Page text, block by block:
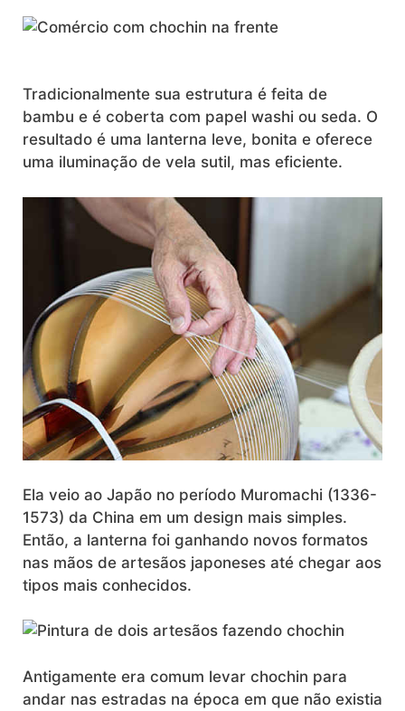
Tradicionalmente sua estrutura é feita de
bambu e é coberta com papel washi ou seda. O
resultado é uma lanterna leve, bonita e oferece
uma iluminação de vela sutil, mas eficiente.
Ela veio ao Japão no período Muromachi (1336-
1573) da China em um design mais simples.
Então, a lanterna foi ganhando novos formatos
nas mãos de artesãos japoneses até chegar aos
tipos mais conhecidos.
Antigamente era comum levar chochin para
andar nas estradas na época em que não existia